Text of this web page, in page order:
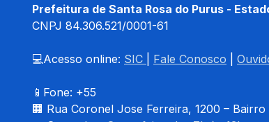
Prefeitura de Santa Rosa do Purus -
CNPJ 84.306.521/0001-61
💻Acesso online: SIC Fale Conosco
📱Fone: +55
🏢 Rua Coronel Jose Ferreira, 1200 –